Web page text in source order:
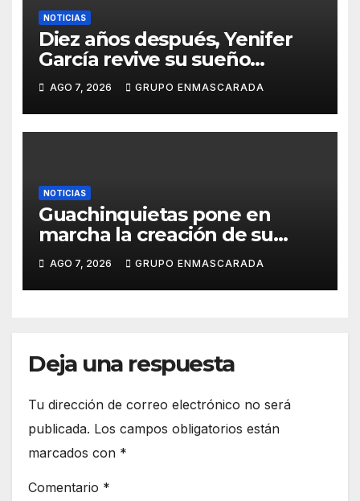
NOTICIAS
Diez años después, Yenifer
García revive su sueño
carnavalero en el vídeo de
presentación de San Juan de
la Rambla para el Grand Prix
AGO 7, 2026 GRUPO ENMASCARADA
NOTICIAS
Guachinquietas pone en
marcha la creación de su
repertorio para el Carnaval
2027
AGO 7, 2026 GRUPO ENMASCARADA
Deja una respuesta
Tu dirección de correo electrónico no será
publicada. Los campos obligatorios están
marcados con *
Comentario *